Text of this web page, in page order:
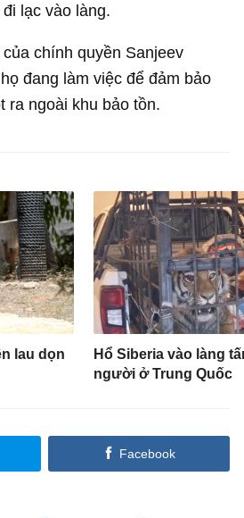
lạc vào làng.
chính quyền Sanjeev
đang làm việc để đảm bảo
ra ngoài khu bảo tồn.
lau dọn
Hổ Siberia vào làng
người ở Trung Quốc
Facebook